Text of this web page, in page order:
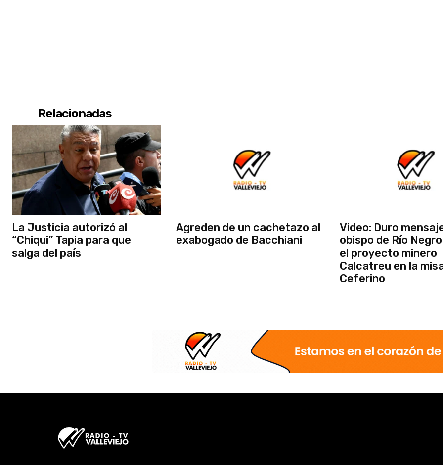
Relacionadas
La Justicia autorizó al
“Chiqui” Tapia para que
salga del país
Agreden de un cachetazo al
exabogado de Bacchiani
Video: Duro
obispo de Río
el proyecto minero
Calcatreu en la
Ceferino